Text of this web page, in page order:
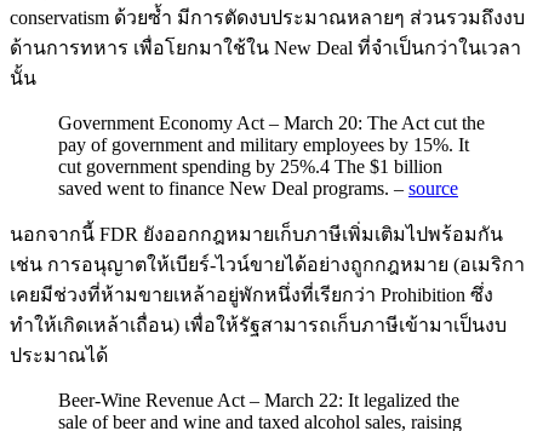
conservatism ด้วยซ้ำ มีการตัดงบประมาณหลายๆ ส่วนรวมถึงงบ
ด้านการทหาร เพื่อโยกมาใช้ใน New Deal ที่จำเป็นกว่าในเวลา
นั้น
Government Economy Act – March 20: The Act cut the
pay of government and military employees by 15%. It
cut government spending by 25%.4 The $1 billion
saved went to finance New Deal programs. – source
นอกจากนี้ FDR ยังออกกฎหมายเก็บภาษีเพิ่มเติมไปพร้อมกัน
เช่น การอนุญาตให้เบียร์-ไวน์ขายได้อย่างถูกกฎหมาย (อเมริกา
เคยมีช่วงที่ห้ามขายเหล้าอยู่พักหนึ่งที่เรียกว่า Prohibition ซึ่ง
ทำให้เกิดเหล้าเถื่อน) เพื่อให้รัฐสามารถเก็บภาษีเข้ามาเป็นงบ
ประมาณได้
Beer-Wine Revenue Act – March 22: It legalized the
sale of beer and wine and taxed alcohol sales, raising